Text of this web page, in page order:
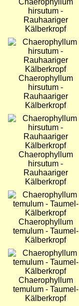
Chaerophyllum
hirsutum -
Rauhaariger
Kälberkropf
Bild
Chaerophyllum
hirsutum -
Rauhaariger
Kälberkropf
Bild
Chaerophyllum
hirsutum -
Rauhaariger
Kälberkropf
Bild
Chaerophyllum
temulum - Taumel-
Kälberkropf
Bild
Chaerophyllum
temulum - Taumel-
Kälberkropf